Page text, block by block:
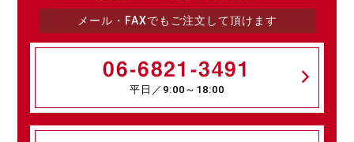
メール・FAXでもご注文して頂けます
06-6821-3491
平日／9:00～18:00